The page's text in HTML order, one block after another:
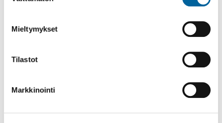
Mieltymykset
Tilastot
Markkinointi